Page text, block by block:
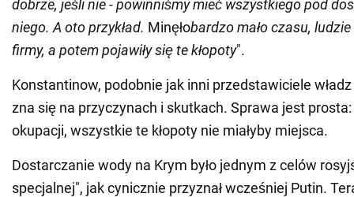
dobrze, jeśli nie - powinniśmy mieć wszystkiego pod
niego. A oto przykład. Minęłobardzo mało czasu,
firmy, a potem pojawiły się te kłopoty".
Konstantinow, podobnie jak inni przedstawiciele
zna się na przyczynach i skutkach. Sprawa jest prosta:
okupacji, wszystkie te kłopoty nie miałyby miejsca.
Dostarczanie wody na Krym było jednym z celów
specjalnej", jak cynicznie przyznał wcześniej Putin.